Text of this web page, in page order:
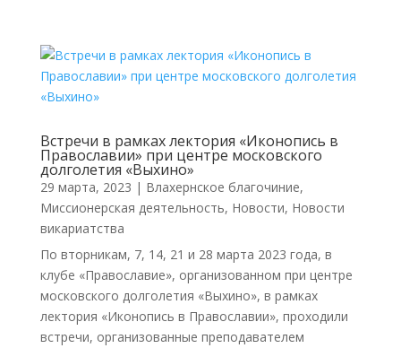
Встречи в рамках лектория «Иконопись в
Православии» при центре московского
долголетия «Выхино»
29 марта, 2023 | Влахернское благочиние,
Миссионерская деятельность, Новости, Новости
викариатства
По вторникам, 7, 14, 21 и 28 марта 2023 года, в
клубе «Православие», организованном при центре
московского долголетия «Выхино», в рамках
лектория «Иконопись в Православии», проходили
встречи, организованные преподавателем